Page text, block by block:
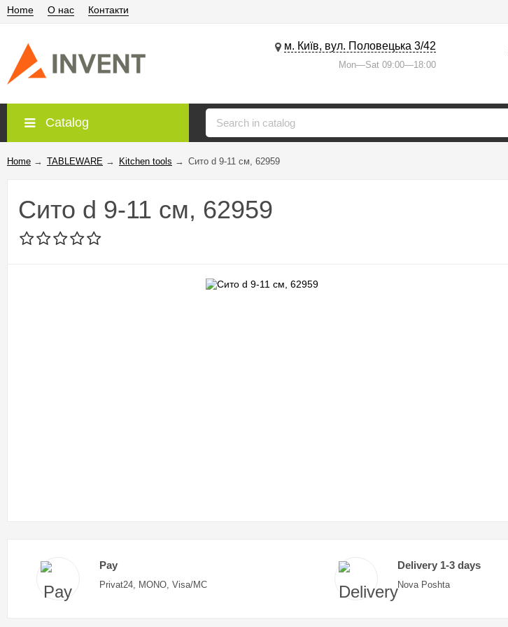
Home О нас Контакти
м. Київ, вул. Половецька 3/42
Mon—Sat 09:00—18:00
Catalog
Home → TABLEWARE → Kitchen tools → Сито d 9-11 см, 62959
Сито d 9-11 см, 62959
Pay
Privat24, MONO, Visa/MC
Delivery 1-3 days
Nova Poshta